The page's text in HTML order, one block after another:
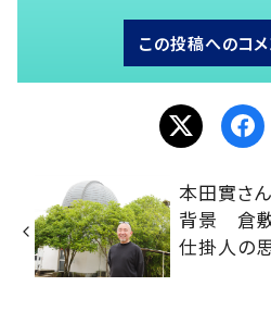
この投稿へのコ
本田實さ
背景 倉
仕掛人の